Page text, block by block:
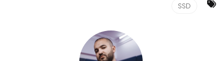
SSD